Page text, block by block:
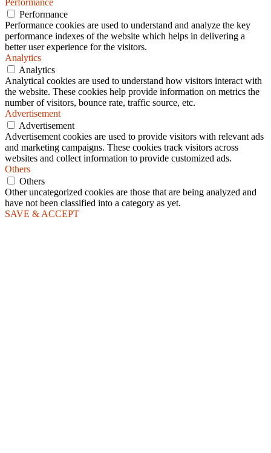
Performance
Performance cookies are used to understand and analyze the key
performance indexes of the website which helps in delivering a
better user experience for the visitors.
Analytics
Analytics
Analytical cookies are used to understand how visitors interact with
the website. These cookies help provide information on metrics the
number of visitors, bounce rate, traffic source, etc.
Advertisement
Advertisement
Advertisement cookies are used to provide visitors with relevant ads
and marketing campaigns. These cookies track visitors across
websites and collect information to provide customized ads.
Others
Others
Other uncategorized cookies are those that are being analyzed and
have not been classified into a category as yet.
SAVE & ACCEPT